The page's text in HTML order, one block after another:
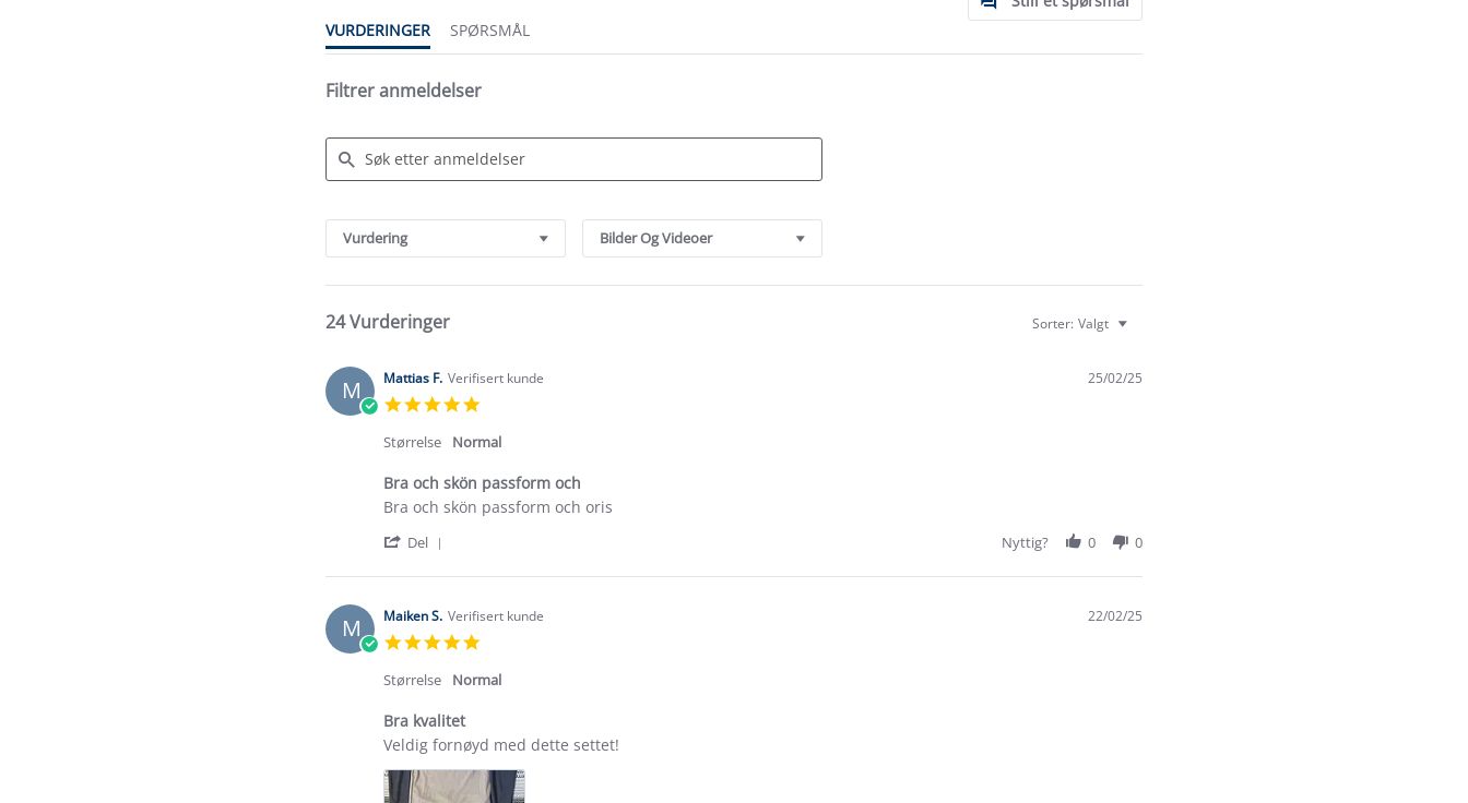
VURDERINGER
SPØRSMÅL
Filtrer anmeldelser
Reviews
Vurdering Bilder Og Videoer
24 Vurderinger Sorter: Valgt
M Mattias F. Verifisert kunde
rating
25/02/25
Størrelse Normal
Bra och skön passform och
Review
Mattias
on
Feb
2025
review
Bra
skön
och
Bra och skön passform och oris
Del
Review
Mattias
F.
on
25
Feb
Nyttig? 0 0
M Maiken S. Verifisert kunde
rating
22/02/25
Størrelse Normal
Bra kvalitet
Review
Maiken
review
Bra
Veldig fornøyd med dette settet!